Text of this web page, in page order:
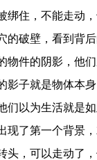
绑住，不能走动
的破壁，看到背
物件的阴影，他们
影子就是物体本
们以为生活就是
现了第一个背景
头，可以走动了